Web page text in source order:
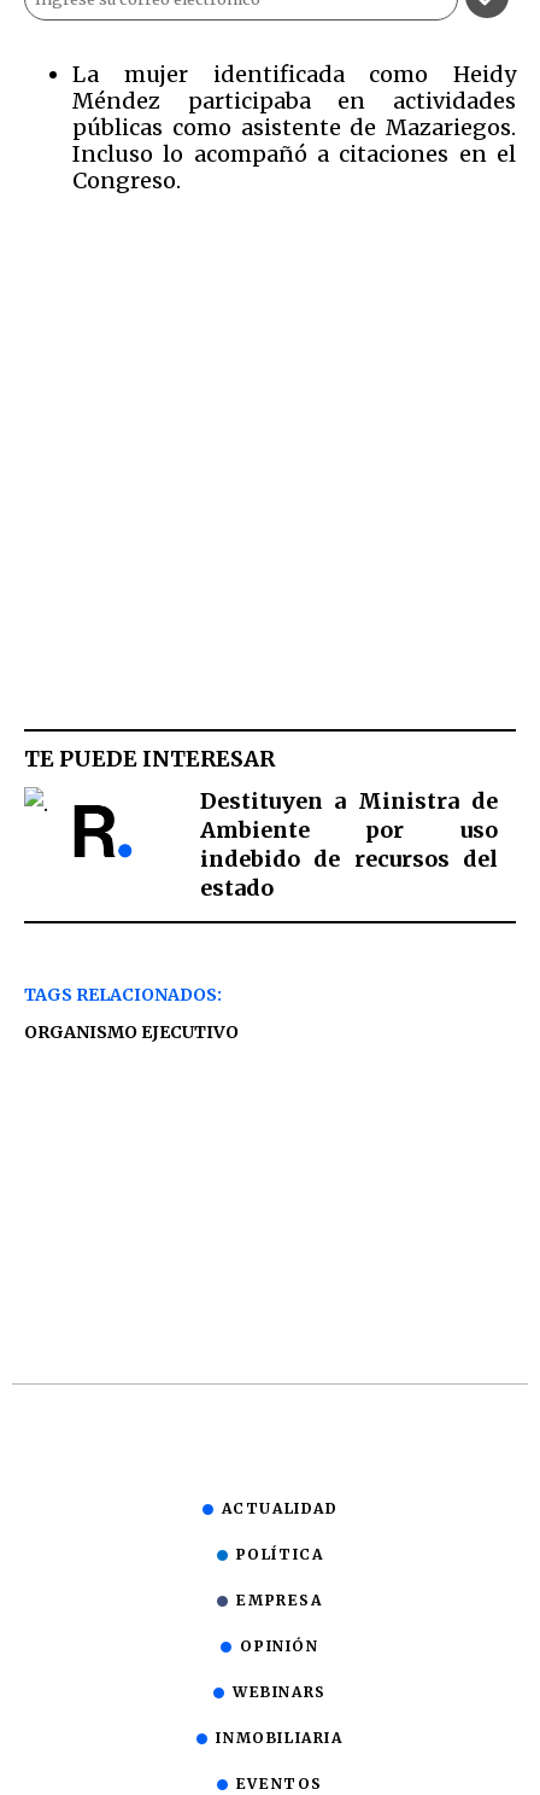
La mujer identificada como Heidy
Méndez participaba en actividades
públicas como asistente de Mazariegos.
Incluso lo acompañó a citaciones en el
Congreso.
TE PUEDE INTERESAR
Destituyen a Ministra de
Ambiente por uso
indebido de recursos del
estado
TAGS RELACIONADOS:
ORGANISMO EJECUTIVO
ACTUALIDAD
POLÍTICA
EMPRESA
OPINIÓN
WEBINARS
INMOBILIARIA
EVENTOS